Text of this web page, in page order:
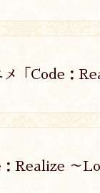
「Code：
：Realize ～